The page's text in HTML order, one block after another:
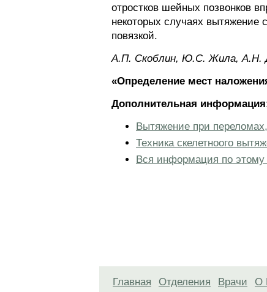
отростков шейных позвонков
некоторых случаях вытяжение
повязкой.
А.П. Скоблин, Ю.С. Жила, А.Н.
«Определение мест
Дополнительная
Вытяжение при
Техника скелетноого
Вся информация по этому
Главная Отделения Врачи О